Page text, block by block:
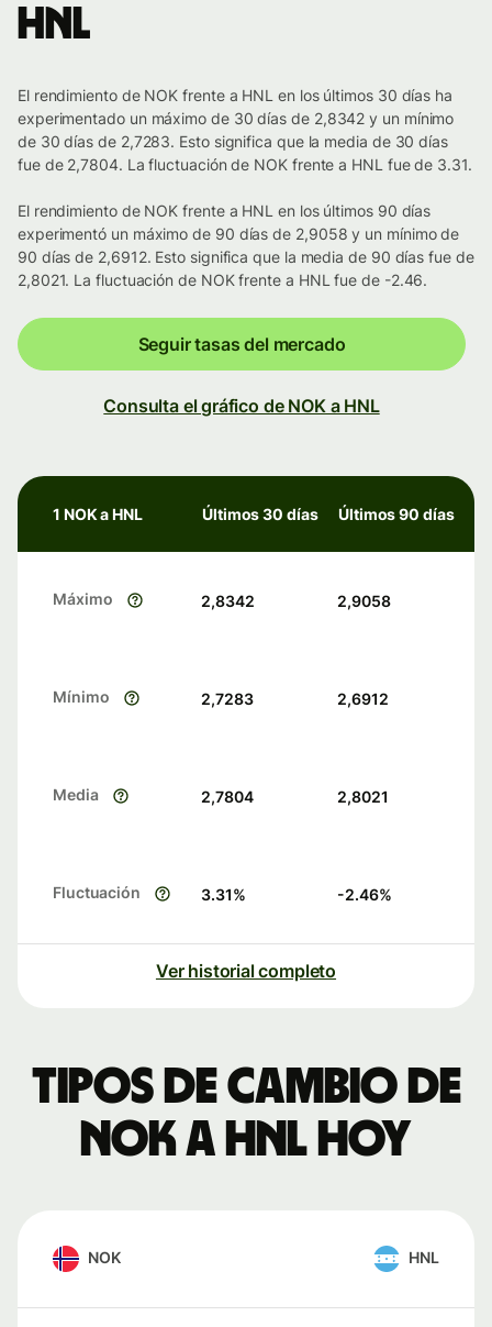
HNL
El rendimiento de NOK frente a HNL en los últimos 30 días ha
experimentado un máximo de 30 días de 2,8342 y un mínimo
de 30 días de 2,7283. Esto significa que la media de 30 días
fue de 2,7804. La fluctuación de NOK frente a HNL fue de 3.31.
El rendimiento de NOK frente a HNL en los últimos 90 días
experimentó un máximo de 90 días de 2,9058 y un mínimo de
90 días de 2,6912. Esto significa que la media de 90 días fue de
2,8021. La fluctuación de NOK frente a HNL fue de -2.46.
Seguir tasas del mercado
Consulta el gráfico de NOK a HNL
1 NOK a HNL Últimos 30 días Últimos 90 días
Máximo 2,8342 2,9058
Mínimo 2,7283 2,6912
Media 2,7804 2,8021
Fluctuación 3.31% -2.46%
Ver historial completo
Tipos de cambio de
NOK a HNL hoy
NOK HNL